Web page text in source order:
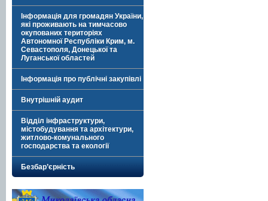
Інформація для громадян України,
які проживають на тимчасово
окупованих територіях
Автономної Республіки Крим, м.
Севастополя, Донецької та
Луганської областей
Інформація про публічні закупівлі
Внутрішній аудит
Відділ інфраструктури,
містобудування та архітектури,
житлово-комунального
господарства та екології
Безбар’єрність